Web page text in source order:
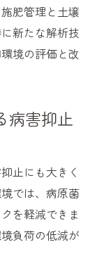
肥管理と土壌
新たな解析技
境の評価と改
病害抑止
止にも大きく
では、病原菌
を軽減できま
負荷の低減が